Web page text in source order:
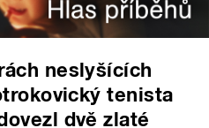
neslyšících
tenista
dvě zlaté